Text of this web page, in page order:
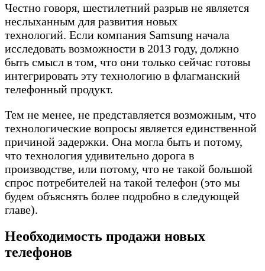
Честно говоря, шестилетний разрыв не является
неслыханным для развития новых
технологий. Если компания Samsung начала
исследовать возможности в 2013 году, должно
быть смысл в том, что они только сейчас готовы
интегрировать эту технологию в флагманский
телефонный продукт.
Тем не менее, не представляется возможным, что
технологические вопросы является единственной
причиной задержки. Она могла быть и потому,
что технология удивительно дорога в
производстве, или потому, что не такой большой
спрос потребителей на такой телефон (это мы
будем объяснять более подробно в следующей
главе).
Необходимость продажи новых
телефонов